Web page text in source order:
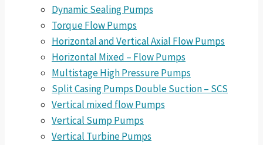
Dynamic Sealing Pumps
Torque Flow Pumps
Horizontal and Vertical Axial Flow Pumps
Horizontal Mixed – Flow Pumps
Multistage High Pressure Pumps
Split Casing Pumps Double Suction – SCS
Vertical mixed flow Pumps
Vertical Sump Pumps
Vertical Turbine Pumps